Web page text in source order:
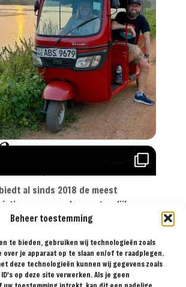
Beheer toestemming
te bieden, gebruiken wij technologieën zoals
over je apparaat op te slaan en/of te raadplegen.
deze technologieën kunnen wij gegevens zoals
op deze site verwerken. Als je geen
al sinds 2018 de meest
aan voor de avontuurlijke
onze tips, reisroutes en
TIPSREISVERSLAGEN
OVER SAMENWERKEN